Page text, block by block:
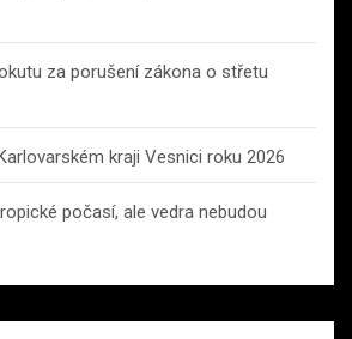
za porušení zákona o střetu
kraji Vesnici roku 2026
počasí, ale vedra nebudou